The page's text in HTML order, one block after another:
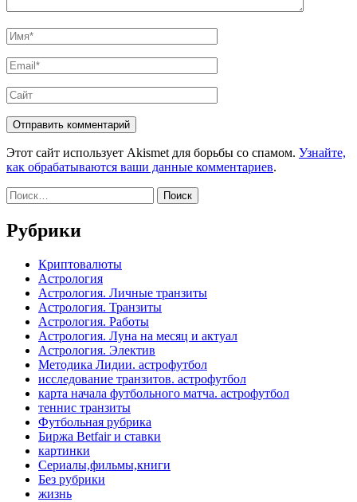
Имя*
Email*
Сайт
Этот сайт использует Akismet для борьбы со спамом. Узнайте,
как обрабатываются ваши данные комментариев.
Найти:
Рубрики
Криптовалюты
Астрология
Астрология. Личные транзиты
Астрология. Транзиты
Астрология. Работы
Астрология. Луна на месяц и актуал
Астрология. Электив
Методика Лидии. астрофутбол
исследование транзитов. астрофутбол
карта начала футбольного матча. астрофутбол
теннис транзиты
Футбольная рубрика
Биржа Betfair и ставки
картинки
Сериалы,фильмы,книги
Без рубрики
жизнь